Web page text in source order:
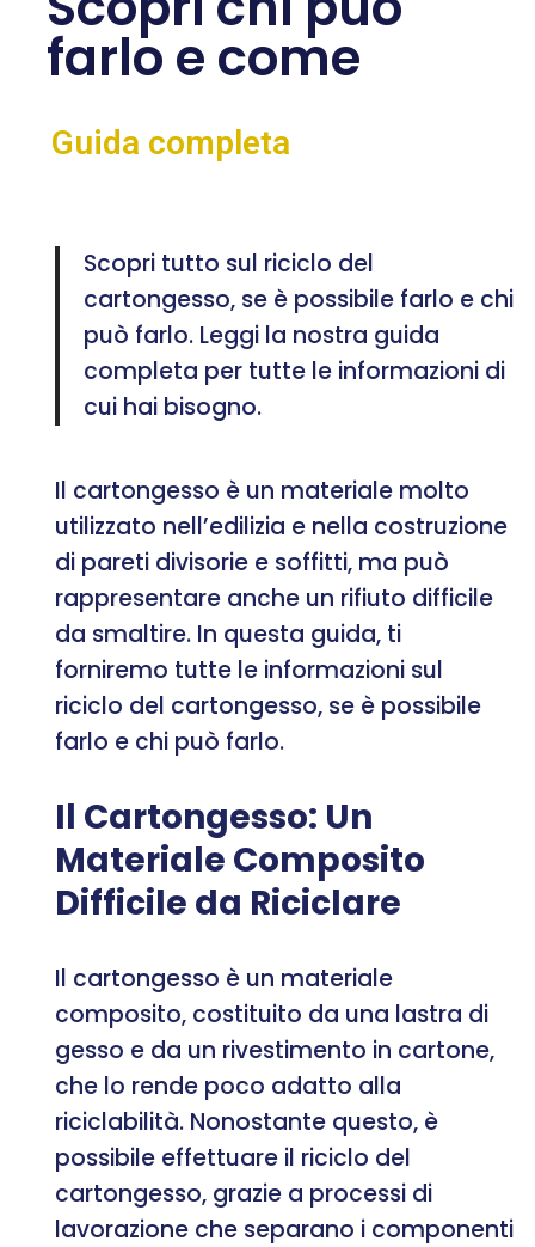
farlo e come
Guida completa
Scopri tutto sul riciclo del
cartongesso, se è possibile farlo e chi
può farlo. Leggi la nostra guida
completa per tutte le informazioni di
cui hai bisogno.
Il cartongesso è un materiale molto
utilizzato nell’edilizia e nella costruzione
di pareti divisorie e soffitti, ma può
rappresentare anche un rifiuto difficile
da smaltire. In questa guida, ti
forniremo tutte le informazioni sul
riciclo del cartongesso, se è possibile
farlo e chi può farlo.
Il Cartongesso: Un
Materiale Composito
Difficile da Riciclare
Il cartongesso è un materiale
composito, costituito da una lastra di
gesso e da un rivestimento in cartone,
che lo rende poco adatto alla
riciclabilità. Nonostante questo, è
possibile effettuare il riciclo del
cartongesso, grazie a processi di
lavorazione che separano i componenti